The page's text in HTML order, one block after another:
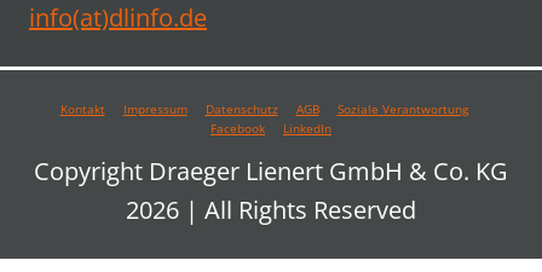
info(at)dlinfo.de
Kontakt Impressum Datenschutz AGB
Soziale Verantwortung
Facebook
LinkedIn
Copyright Draeger Lienert GmbH & Co. KG
2026 | All Rights Reserved